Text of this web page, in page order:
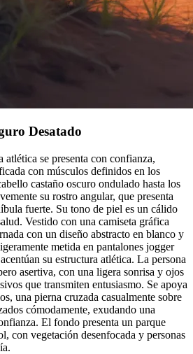
Desatado
se presenta con confianza,
con músculos definidos en los
castaño oscuro ondulado hasta los
su rostro angular, que presenta
fuerte. Su tono de piel es un cálido
Vestido con una camiseta gráfica
con un diseño abstracto en blanco y
metida en pantalones jogger
su estructura atlética. La persona
asertiva, con una ligera sonrisa y ojos
que transmiten entusiasmo. Se apoya
una pierna cruzada casualmente sobre
cómodamente, exudando una
El fondo presenta un parque
con vegetación desenfocada y personas